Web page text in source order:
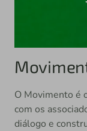
O Movimento é
com os
diálogo e